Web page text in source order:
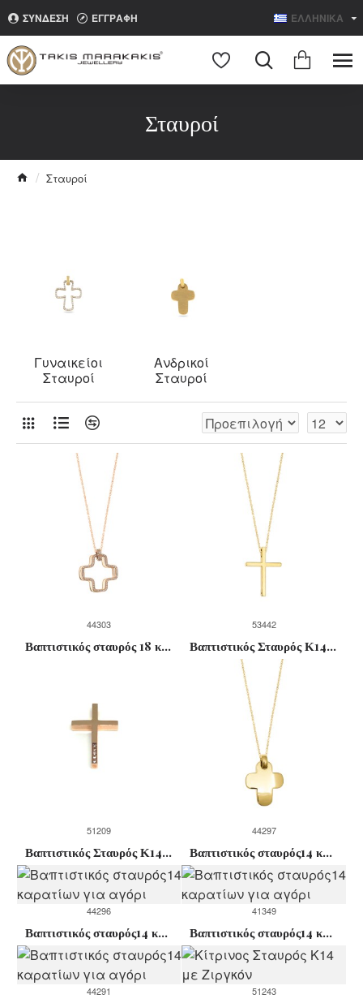
ΣΥΝΔΕΣΗ ΕΓΓΡΑΦΗ ΕΛΛΗΝΙΚΑ
Search
Σταυροί
Σταυροί
Γυναικείοι
Σταυροί
Ανδρικοί
Σταυροί
44303
Βαπτιστικός σταυρός 18 καρατίων με πολύτιμες πέτρες
53442
Βαπτιστικός Σταυρός Κ14 για Αγόρι
51209
Βαπτιστικός Σταυρός Κ14 σε Ροζ χρυσό με Ζιργκόν
44297
Βαπτιστικός σταυρός14 καρατίων για αγόρι
44296
Βαπτιστικός σταυρός14 καρατίων για αγόρι
41349
Βαπτιστικός σταυρός14 καρατίων για αγόρι
44291 51243